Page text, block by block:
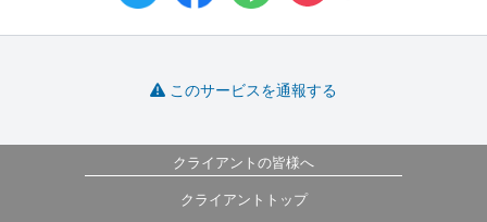
このサービスを通報する
クライアントの皆様へ
クライアントトップ